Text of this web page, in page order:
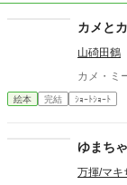
カメと
山碕田鶴
絵本 完結 ｼｮｰﾄｼｮｰﾄ
ゆまち
万揮/マキ